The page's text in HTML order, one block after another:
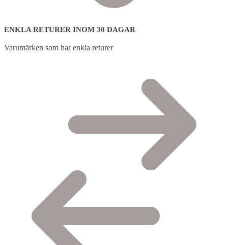
ENKLA RETURER INOM 30 DAGAR
Varumärken som har enkla returer